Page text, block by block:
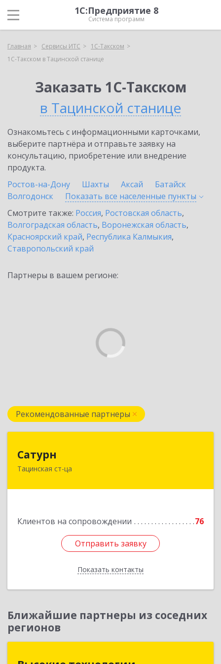
1С:Предприятие 8
Система программ
Главная Сервисы ИТС
1С-Такском
1С-Такском в Тацинской станице
Заказать 1С-Такском
в Тацинской станице
Ознакомьтесь с информационными карточками,
выберите партнёра и отправьте заявку на
консультацию, приобретение или внедрение
продукта.
Ростов-на-Дону
Шахты Аксай
Батайск
Волгодонск
Показать все населенные пункты
Смотрите также: Россия, Ростовская область,
Волгоградская область, Воронежская область,
Красноярский край, Республика Калмыкия,
Ставропольский край
Партнеры в вашем регионе:
Рекомендованные партнеры
Сатурн
Тацинская ст-ца
Клиентов на сопровождении 76
Отправить заявку
Показать контакты
347060, Ростовская область, Тацинский район,
Отправить заявку
Назад
Ближайшие партнеры из соседних
регионов